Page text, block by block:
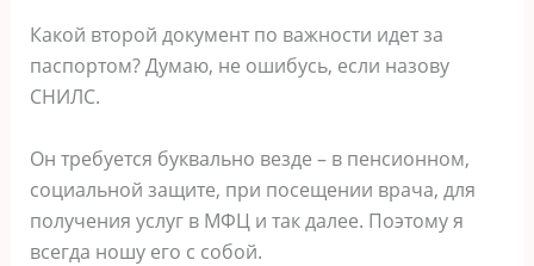
Какой второй документ по важности идет за
паспортом? Думаю, не ошибусь, если назову
СНИЛС.
Он требуется буквально везде – в пенсионном,
социальной защите, при посещении врача, для
получения услуг в МФЦ и так далее. Поэтому я
всегда ношу его с собой.